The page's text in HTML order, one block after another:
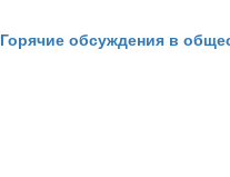
Горячие обсуждения в